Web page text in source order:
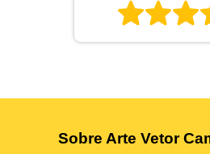
Sobre Arte Vetor